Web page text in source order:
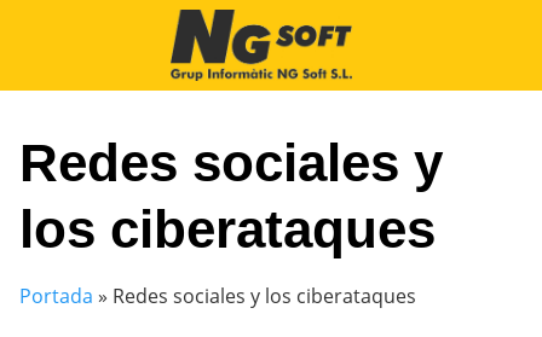
Redes sociales y
los ciberataques
Portada » Redes sociales y los ciberataques